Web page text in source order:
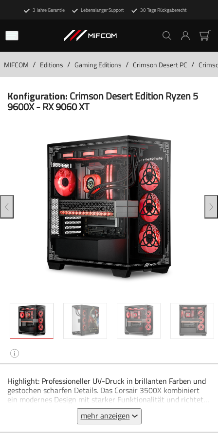
3 Jahre Garantie Lebenslanger Support 30 Tage Rückgaberecht
MIFCOM / Editions / Gaming Editions / Crimson Desert PC /
Konfiguration:Crimson Desert Edition Ryzen 5
9600X - RX 9060 XT
i
Highlight: Professioneller UV-Druck in brillanten Farben und
gestochen scharfen Details. Das Corsair 3500X kombiniert
ein modernes Design mit starker Funktionalität und richtet
sich an Gamer, die Wert auf Ästhetik und Kühlung legen. Mit
seinem großzügig dimensionierten Innenraum und drei
Glasflächen präsentiert sich das Gehäuse besonders offen
mehr anzeigen